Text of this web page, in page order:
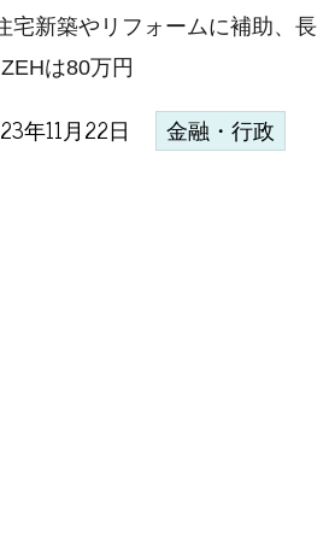
宅新築やリフォームに補助、長
は80万円
年11月22日 金融・行政